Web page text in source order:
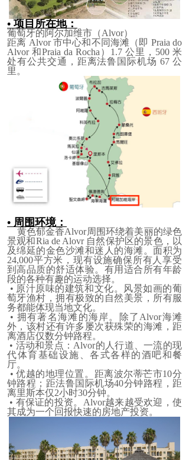
• 项目所在地：
葡萄牙的阿尔加维市（Alvor）
距离 Alvor 市中心和不同海滩（即 Praia do
Alvor 和Praia da Rocha）1.7 公里 ，500 ⽶
处有公共交通，距离法鲁国际机场 67 公
里。
• 周围环境：
黄色郁金香Alvor周围环绕着美丽的绿色
景观和Ria de Alovr 自然保护区的景色，以
及绵延的金色沙滩和迷人的海滩。面积为
24,000平方米，现有设施确保所有人享受
到高品质的舒适体验。有用适合所有年龄
段的各种有趣的运动选择。
• 原汁原味的建筑和文化。风景如画的葡
萄牙渔村，拥有极致的自然美景，所有服
务都能体现当地文化。
• 拥有著名海滩的海岸。除了Alvor海滩
外，该村还有许多屡次获殊荣的海滩，距
离酒店仅数分钟路程。
• 活动和景点：Alvor的人行道、一流的现
代体育基础设施、各式各样的酒吧和餐
厅。
• 优越的地理位置。距离波尔蒂芒市10分
钟路程；距法鲁国际机场40分钟路程，距
离里斯本仅2小时30分钟。
• 有保证的投资。Alvor越来越受欢迎，使
其成为一个回报快速的房地产投资。